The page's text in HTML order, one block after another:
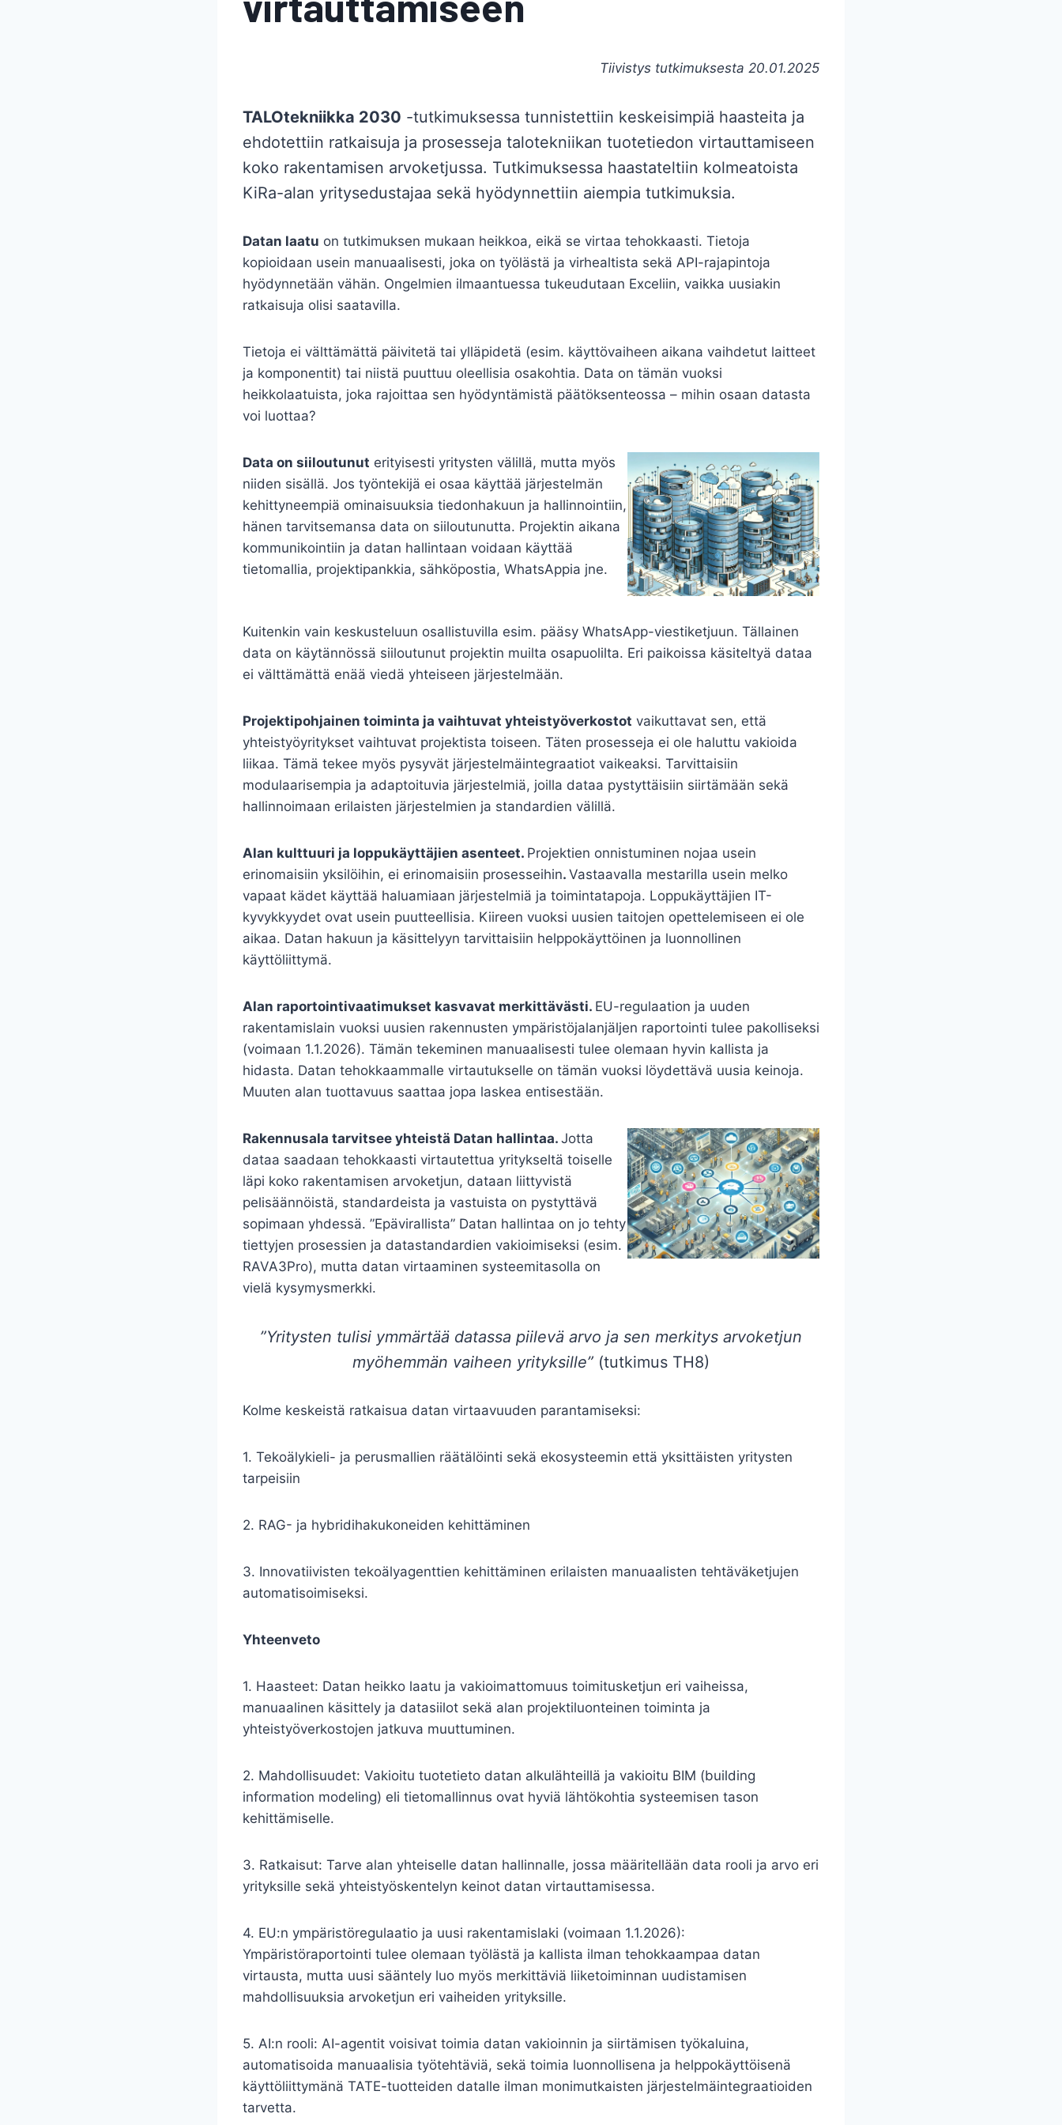
Tiivistys tutkimuksesta 20.01.2025
TALOtekniikka 2030 -tutkimuksessa tunnistettiin keskeisimpiä haasteita ja
ehdotettiin ratkaisuja ja prosesseja talotekniikan tuotetiedon virtauttamiseen
koko rakentamisen arvoketjussa. Tutkimuksessa haastateltiin kolmeatoista
KiRa-alan yritysedustajaa sekä hyödynnettiin aiempia tutkimuksia.
Datan laatu on tutkimuksen mukaan heikkoa, eikä se virtaa tehokkaasti. Tietoja
kopioidaan usein manuaalisesti, joka on työlästä ja virhealtista sekä API-rajapintoja
hyödynnetään vähän. Ongelmien ilmaantuessa tukeudutaan Exceliin, vaikka uusiakin
ratkaisuja olisi saatavilla.
Tietoja ei välttämättä päivitetä tai ylläpidetä (esim. käyttövaiheen aikana vaihdetut laitteet
ja komponentit) tai niistä puuttuu oleellisia osakohtia. Data on tämän vuoksi
heikkolaatuista, joka rajoittaa sen hyödyntämistä päätöksenteossa – mihin osaan datasta
voi luottaa?
Data on siiloutunut erityisesti yritysten välillä, mutta myös
niiden sisällä. Jos työntekijä ei osaa käyttää järjestelmän
kehittyneempiä ominaisuuksia tiedonhakuun ja hallinnointiin,
hänen tarvitsemansa data on siiloutunutta. Projektin aikana
kommunikointiin ja datan hallintaan voidaan käyttää
tietomallia, projektipankkia, sähköpostia, WhatsAppia jne.
Kuitenkin vain keskusteluun osallistuvilla esim. pääsy WhatsApp-viestiketjuun. Tällainen
data on käytännössä siiloutunut projektin muilta osapuolilta. Eri paikoissa käsiteltyä dataa
ei välttämättä enää viedä yhteiseen järjestelmään.
Projektipohjainen toiminta ja vaihtuvat yhteistyöverkostot vaikuttavat sen, että
yhteistyöyritykset vaihtuvat projektista toiseen. Täten prosesseja ei ole haluttu vakioida
liikaa. Tämä tekee myös pysyvät järjestelmäintegraatiot vaikeaksi. Tarvittaisiin
modulaarisempia ja adaptoituvia järjestelmiä, joilla dataa pystyttäisiin siirtämään sekä
hallinnoimaan erilaisten järjestelmien ja standardien välillä.
Alan kulttuuri ja loppukäyttäjien asenteet. Projektien onnistuminen nojaa usein
erinomaisiin yksilöihin, ei erinomaisiin prosesseihin. Vastaavalla mestarilla usein melko
vapaat kädet käyttää haluamiaan järjestelmiä ja toimintatapoja. Loppukäyttäjien IT-
kyvykkyydet ovat usein puutteellisia. Kiireen vuoksi uusien taitojen opettelemiseen ei ole
aikaa. Datan hakuun ja käsittelyyn tarvittaisiin helppokäyttöinen ja luonnollinen
käyttöliittymä.
Alan raportointivaatimukset kasvavat merkittävästi. EU-regulaation ja uuden
rakentamislain vuoksi uusien rakennusten ympäristöjalanjäljen raportointi tulee pakolliseksi
(voimaan 1.1.2026). Tämän tekeminen manuaalisesti tulee olemaan hyvin kallista ja
hidasta. Datan tehokkaammalle virtautukselle on tämän vuoksi löydettävä uusia keinoja.
Muuten alan tuottavuus saattaa jopa laskea entisestään.
Rakennusala tarvitsee yhteistä Datan hallintaa. Jotta
dataa saadaan tehokkaasti virtautettua yritykseltä toiselle
läpi koko rakentamisen arvoketjun, dataan liittyvistä
pelisäännöistä, standardeista ja vastuista on pystyttävä
sopimaan yhdessä. ”Epävirallista” Datan hallintaa on jo tehty
tiettyjen prosessien ja datastandardien vakioimiseksi (esim.
RAVA3Pro), mutta datan virtaaminen systeemitasolla on
vielä kysymysmerkki.
”Yritysten tulisi ymmärtää datassa piilevä arvo ja sen merkitys arvoketjun
myöhemmän vaiheen yrityksille” (tutkimus TH8)
Kolme keskeistä ratkaisua datan virtaavuuden parantamiseksi:
1. Tekoälykieli- ja perusmallien räätälöinti sekä ekosysteemin että yksittäisten yritysten
tarpeisiin
2. RAG- ja hybridihakukoneiden kehittäminen
3. Innovatiivisten tekoälyagenttien kehittäminen erilaisten manuaalisten tehtäväketjujen
automatisoimiseksi.
Yhteenveto
1. Haasteet: Datan heikko laatu ja vakioimattomuus toimitusketjun eri vaiheissa,
manuaalinen käsittely ja datasiilot sekä alan projektiluonteinen toiminta ja
yhteistyöverkostojen jatkuva muuttuminen.
2. Mahdollisuudet: Vakioitu tuotetieto datan alkulähteillä ja vakioitu BIM (building
information modeling) eli tietomallinnus ovat hyviä lähtökohtia systeemisen tason
kehittämiselle.
3. Ratkaisut: Tarve alan yhteiselle datan hallinnalle, jossa määritellään data rooli ja arvo eri
yrityksille sekä yhteistyöskentelyn keinot datan virtauttamisessa.
4. EU:n ympäristöregulaatio ja uusi rakentamislaki (voimaan 1.1.2026):
Ympäristöraportointi tulee olemaan työlästä ja kallista ilman tehokkaampaa datan
virtausta, mutta uusi sääntely luo myös merkittäviä liiketoiminnan uudistamisen
mahdollisuuksia arvoketjun eri vaiheiden yrityksille.
5. AI:n rooli: AI-agentit voisivat toimia datan vakioinnin ja siirtämisen työkaluina,
automatisoida manuaalisia työtehtäviä, sekä toimia luonnollisena ja helppokäyttöisenä
käyttöliittymänä TATE-tuotteiden datalle ilman monimutkaisten järjestelmäintegraatioiden
tarvetta.